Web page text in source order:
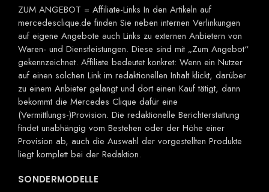
ZUM ANGEBOT = Affiliate-Links In den Artikeln auf
mercedesclique.de finden Sie neben internen Verlinkungen
auf eigene Angebote auch Links zu externen Anbietern von
Waren- und Dienstleistungen. Diese sind mit „Zum Angebot“
gekennzeichnet. Affiliate bedeutet konkret: Wenn ein Nutzer
auf einen solchen Link im redaktionellen Inhalt klickt, darüber
zu einem Anbieter gelangt und dort einen Kauf tätigt, dann
bekommt die Mercedes Clique dafür eine
(Vermittlungs-)Provision. Die redaktionelle Berichterstattung
findet unabhängig vom Bestehen oder der Höhe einer
Provision ab, auch die Auswahl der vorgestellten Produkte
liegt komplett bei der Redaktion.
SONDERMODELLE